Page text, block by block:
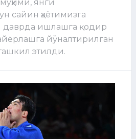
янги
сайин ҳаётимизга
даврда ишлашга қодир
йўналтирилган
этилди.